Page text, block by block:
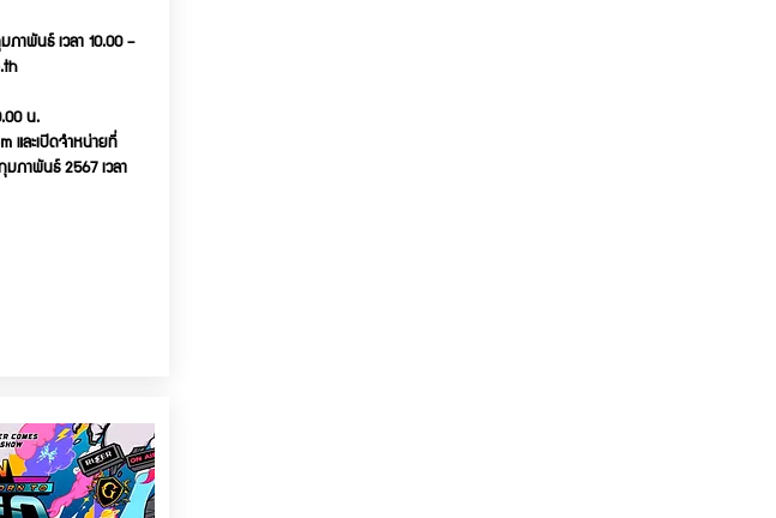
ภาพันธ์ เวลา 10.00 –
น.
และเปิดจำหน่ายที่
มภาพันธ์ 2567 เวลา